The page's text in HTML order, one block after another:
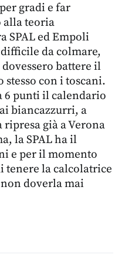
gradi e far
alla teoria
SPAL ed Empoli
da colmare,
battere il
stesso con i toscani.
6 punti il calendario
biancazzurri, a
già a Verona
la SPAL ha il
e per il momento
tenere la calcolatrice
doverla mai